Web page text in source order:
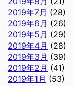
2019年7月 (28)
2019年6月 (26)
2019年5月 (29)
2019年4月 (28)
2019年3月 (39)
2019年2月 (41)
2019年1月 (53)